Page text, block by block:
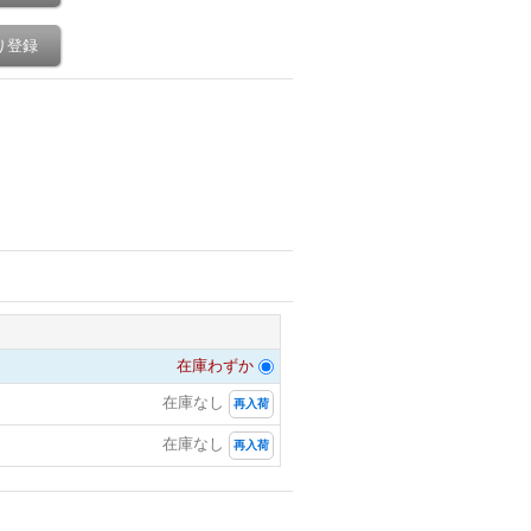
登録
在庫わずか
在庫なし 再入荷
在庫なし 再入荷